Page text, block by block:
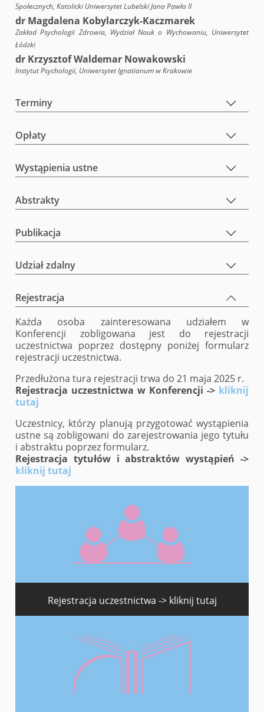
Społecznych, Katolicki Uniwersytet Lubelski Jana Pawła II
dr Magdalena Kobylarczyk-Kaczmarek
Zakład Psychologii Zdrowia, Wydział Nauk o Wychowaniu, Uniwersytet
Łódzki
dr Krzysztof Waldemar Nowakowski
Instytut Psychologii, Uniwersytet Ignatianum w Krakowie
Terminy
Opłaty
Wystąpienia ustne
Abstrakty
Publikacja
Udział zdalny
Rejestracja
Każda osoba zainteresowana udziałem w
Konferencji zobligowana jest do rejestracji
uczestnictwa poprzez dostępny poniżej formularz
rejestracji uczestnictwa.
Przedłużona tura rejestracji trwa do 21 maja 2025 r.
Rejestracja uczestnictwa w Konferencji -> kliknij
tutaj
Uczestnicy, którzy planują przygotować wystąpienia
ustne są zobligowani do zarejestrowania jego tytułu
i abstraktu poprzez formularz.
Rejestracja tytułów i abstraktów wystąpień ->
kliknij tutaj
Rejestracja uczestnictwa ->kliknij tutaj